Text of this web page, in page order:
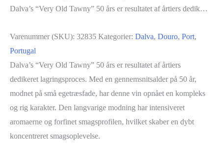
Dalva’s “Very Old Tawny” 50 års er resultatet af årtiers dedik…
Varenummer (SKU): 32835 Kategorier: Dalva, Douro, Port,
Portugal
Dalva’s “Very Old Tawny” 50 års er resultatet af årtiers
dedikeret lagringsproces. Med en gennemsnitsalder på 50 år,
modnet på små egetræsfade, har denne vin opnået en kompleks
og rig karakter. Den langvarige modning har intensiveret
aromaerne og forfinet smagsprofilen, hvilket skaber en dybt
koncentreret smagsoplevelse.